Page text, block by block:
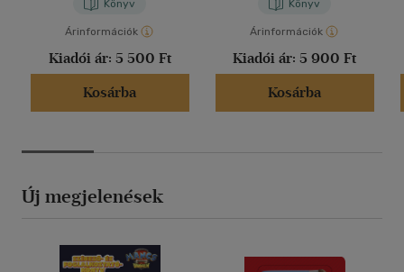
Könyv
Árinformációk
Kiadói ár: 5 500 Ft
Kosárba
Könyv
Árinformációk
Kiadói ár: 5 900 Ft
Kosárba
Új megjelenések